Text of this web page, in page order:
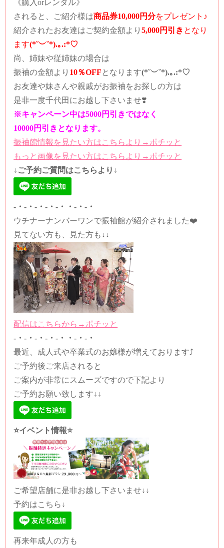
《購入orレンタル》
されると、
ご紹介様は商品券10,000円分をプレゼント♪
紹介されたお友達はご契約金額より5,000円引き となり
ます(*˘︶˘*).｡.:*♡
尚、姉妹や従姉妹の場合は
振袖の金額より 10％OFF となります(*˘︶˘*).｡.:*♡
お友達や妹さんや親戚がお振袖をお探しの方は
是非一度千代田にお越し下さいませ❣️
※キャンペーン中は5000円引きではなく
10000円引きとなります。
振袖館情報を見たい方はこちらより→ポチッと
もっと画像を見たい方はこちらより→ポチッと
↓ご予約ご質問はこちらより↓
-・-・-・-・-・・-・-・
ウチナーナンバーワンで振袖館が紹介されました❤️
見てない方も、見た方も↓↓
配信はこちらから→ポチッと
-・-・-・-・-・・-・-・
最近、成人式や卒業式のお嬢様が増えております⤴
ご予約後ご来店されると
ご案内が非常にスムーズですので下記より
ご予約お願い致します↓↓
⭐️イベント情報⭐️
ご希望店舗に是非お越し下さいませ↓↓
予約はこちら↓
再来年成人の方も